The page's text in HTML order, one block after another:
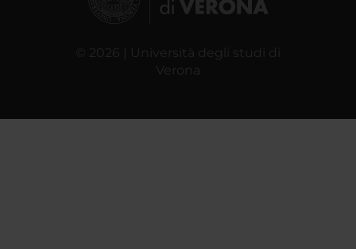
© 2026 | Università degli studi di
Verona